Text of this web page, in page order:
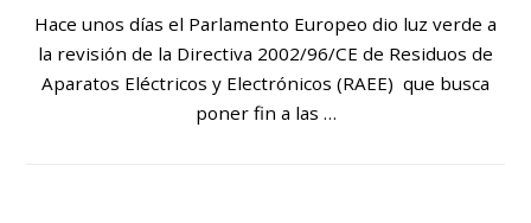
Hace unos días el Parlamento Europeo dio luz verde a
la revisión de la Directiva 2002/96/CE de Residuos de
Aparatos Eléctricos y Electrónicos (RAEE) que busca
poner fin a las …